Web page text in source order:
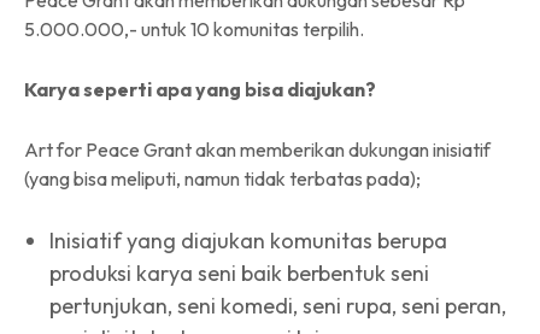
5.000.000,- untuk 10 komunitas terpilih.
Karya seperti apa yang bisa diajukan?
Art for Peace Grant akan memberikan dukungan inisiatif
(yang bisa meliputi, namun tidak terbatas pada);
Inisiatif yang diajukan komunitas berupa
produksi karya seni baik berbentuk seni
pertunjukan, seni komedi, seni rupa, seni peran,